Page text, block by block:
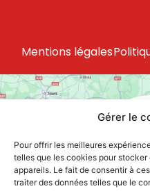
Gérer le
Pour offrir les meilleures
telles que les cookies pour
appareils. Le fait de consentir à
traiter des données telles que le
Mentions légales
75 pharmacies